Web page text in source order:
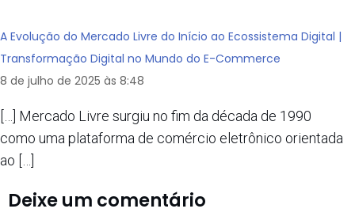
A Evolução do Mercado Livre do Início ao Ecossistema Digital |
Transformação Digital no Mundo do E-Commerce
8 de julho de 2025 às 8:48
[…] Mercado Livre surgiu no fim da década de 1990
como uma plataforma de comércio eletrônico orientada
ao […]
Deixe um comentário